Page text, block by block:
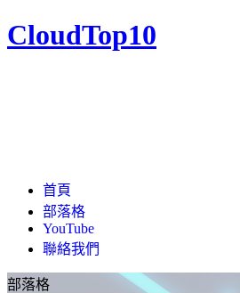
CloudTop10
首頁
部落格
YouTube
聯絡我們
部落格